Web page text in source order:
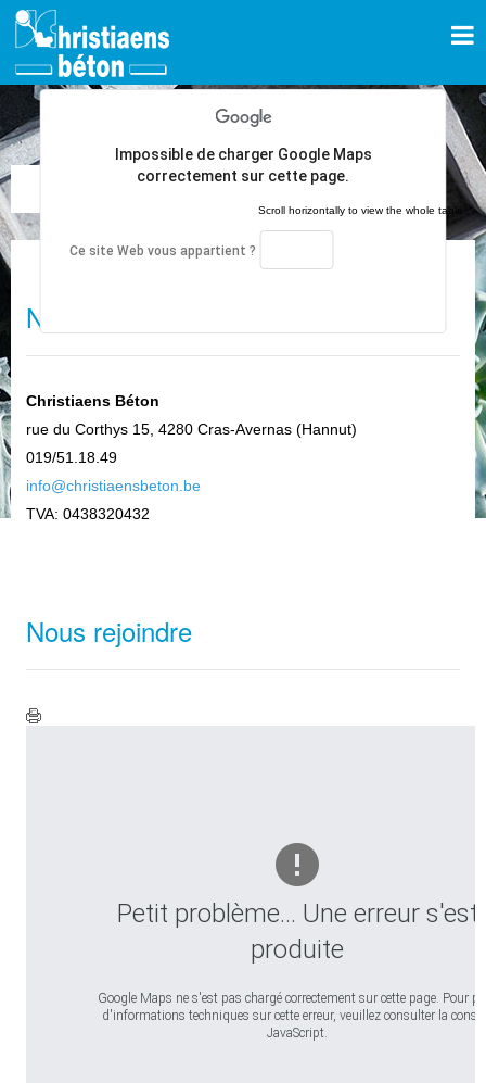
CONTACT
Nos coordonnées
Christiaens Béton
rue du Corthys 15, 4280 Cras-Avernas (Hannut)
019/51.18.49
info@christiaensbeton.be
TVA: 0438320432
Nous rejoindre
Petit problème... Une erreur s'est
produite
Google Maps ne s'est pas chargé correctement sur cette page. Pour
d'informations techniques sur cette erreur, veuillez consulter la
JavaScript.
Impossible de charger Google Maps
correctement sur cette page.
Ce site Web vous appartient ?